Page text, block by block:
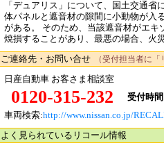
「デュアリス」について、国土交通
体パネルと遮音材の隙間に小動物が入
がある。 そのため、当該遮音材がエキ
焼損することがあり、最悪の場合、火
ご連絡先・お問い合せ （受付担当者に
日産自動車 お客さま相談室
0120-315-232
受付時
車両検索:http://www.nissan.co.jp/
よく見られているリコール情報